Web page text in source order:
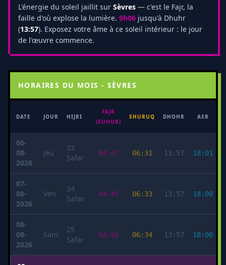
L'énergie du soleil jaillit sur Sèvres — c'est le Fajr, la
faille d'où explose la lumière. 9h06 jusqu'à Dhuhr
(13:57). Exposez votre âme à ce soleil intérieur : le jour
de l'œuvre commence.
HORAIRES DU MOIS - SÈVRES
DATE JOUR HIJRI
FAJR
(SUHUR)
SHURUQ DHOHR ASR
06-
08-
2026
Jeu
23
Ṣafar
04:47 06:31 13:57 18:01
07-
08-
2026
Ven
24
Ṣafar
04:49 06:33 13:57 18:00
08-
08-
2026
Sam
25
Ṣafar
04:50 06:34 13:57 18:00